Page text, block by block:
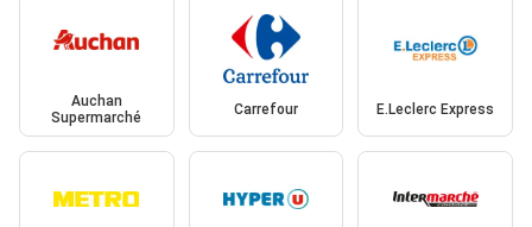
Auchan
Supermarché
Carrefour E.Leclerc Express